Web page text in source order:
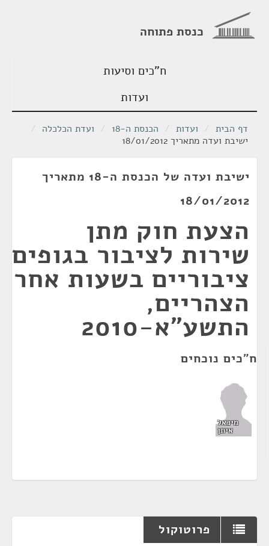
כנסת פתוחה
ח"כים וסיעות
ועדות
דף הבית / ועדות / הכנסת ה-18 / ועדת הכלכלה /
ישיבת ועדה מתאריך 18/01/2012
ישיבת ועדה של הכנסת ה-18 מתאריך
18/01/2012
הצעת חוק מתן
שירות לציבור בגופים
ציבוריים בשעות אחר
הצהריים,
התשע"א-2010
ח"כים נוכחים
מיכאל
איתן
פרוטוקול